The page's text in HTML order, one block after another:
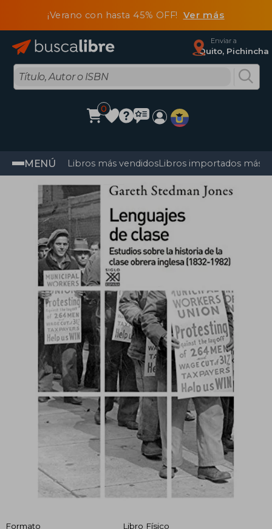
¡Verano con hasta 45% OFF! Ver más
Enviar a
Quito, Pichincha
0
MENÚ Libros más vendidosLibros importados más
Formato
Libro Físico